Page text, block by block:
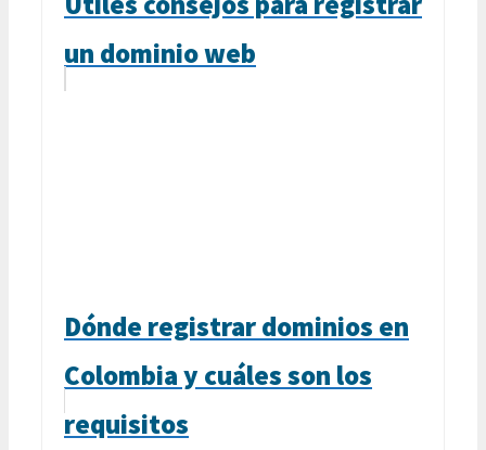
un dominio web
Dónde registrar dominios en
Colombia y cuáles son los
requisitos